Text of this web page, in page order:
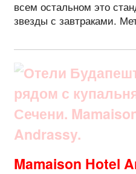
всем остальном это
звезды с завтраками.
Mamaison Hotel